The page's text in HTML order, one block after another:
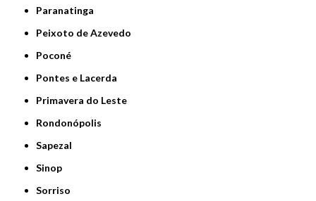
Paranatinga
Peixoto de Azevedo
Poconé
Pontes e Lacerda
Primavera do Leste
Rondonópolis
Sapezal
Sinop
Sorriso